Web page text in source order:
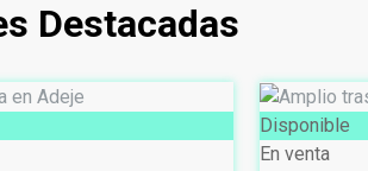
Destacadas
Disponible
En venta